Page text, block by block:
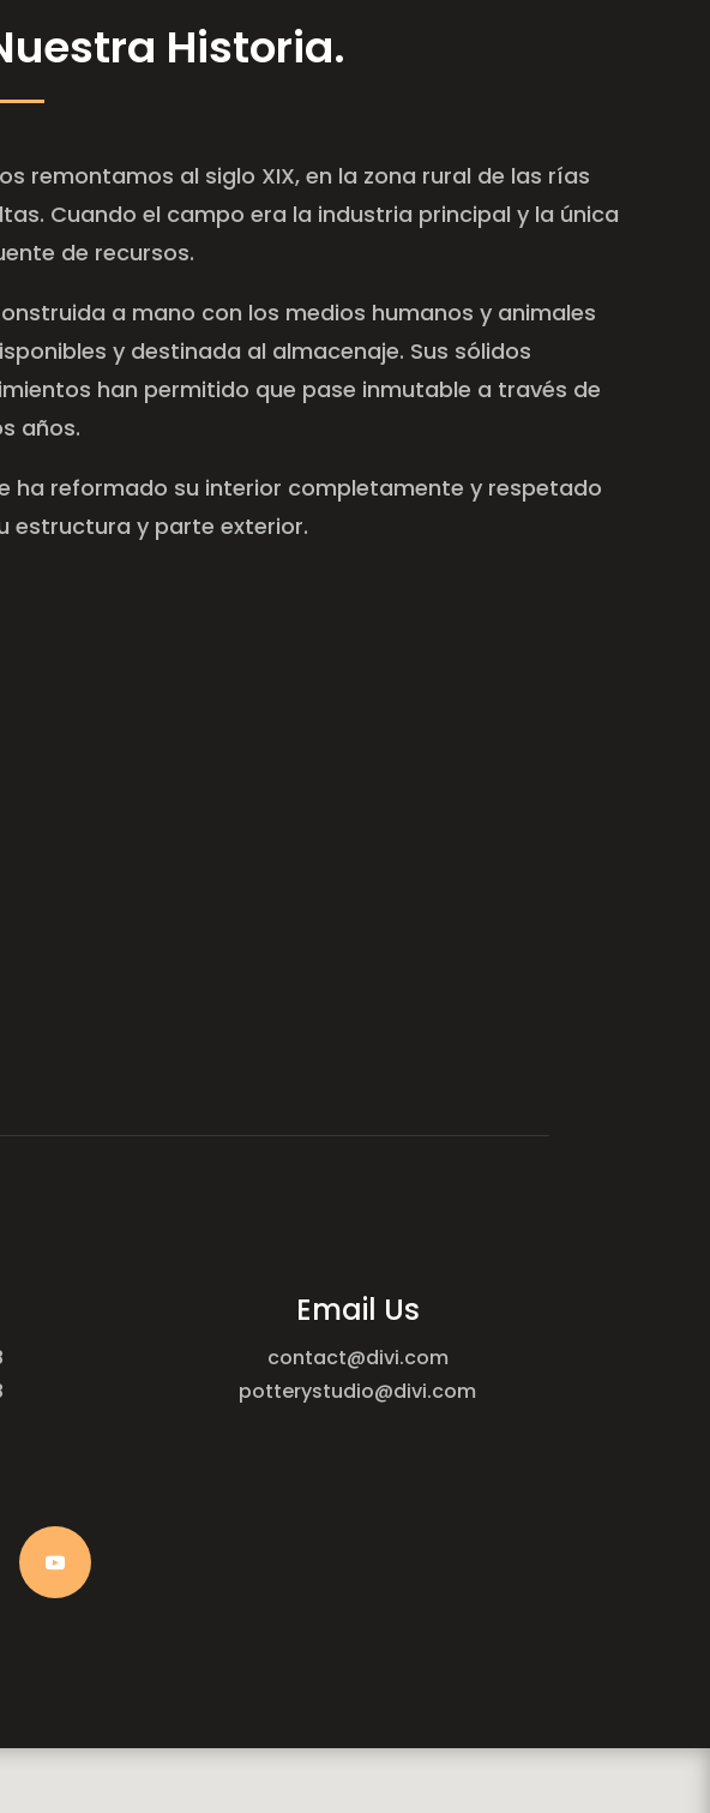
Historia.
remontamos al siglo XIX, en la zona rural de las rías
Cuando el campo era la industria principal y la única
de recursos.
a mano con los medios humanos y animales
y destinada al almacenaje. Sus sólidos
han permitido que pase inmutable a través de
años.
ha reformado su interior completamente y respetado
estructura y parte exterior.
Email Us
contact@divi.com
potterystudio@divi.com